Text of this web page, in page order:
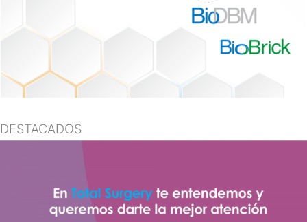
DESTACADOS